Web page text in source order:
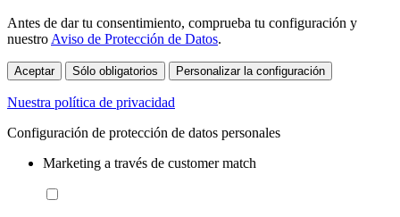
Antes de dar tu consentimiento, comprueba tu configuración y
nuestro Aviso de Protección de Datos.
Aceptar Sólo obligatorios Personalizar la configuración
Nuestra política de privacidad
Configuración de protección de datos personales
Marketing a través de customer match